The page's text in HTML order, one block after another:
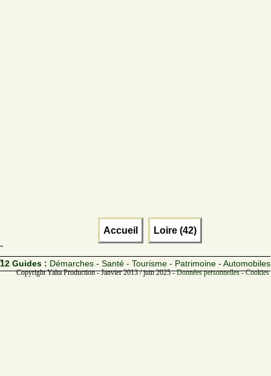
Accueil Loire (42)
12 Guides : Démarches - Santé - Tourisme - Patrimoine - Automobiles
Copyright Yalta Production - Janvier 2013 / juin 2025 -Données personnelles -